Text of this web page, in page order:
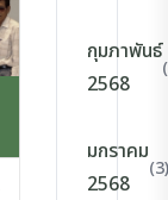
กุมภาพันธ์
2568
มกราคม
2568
(3)